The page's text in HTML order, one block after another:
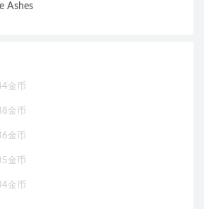
Ashes
金币
金币
金币
金币
金币